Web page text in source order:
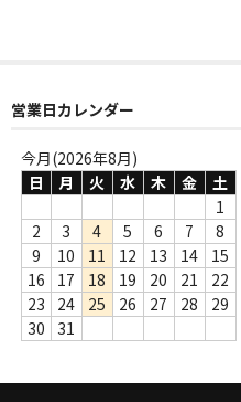
Webのみ no.3
Webのみ no.4
売り切れ
Help
営業日カレンダー
今月(2026年8月)
日
月 火 水 木 金
土
1
2
3 4 5 6 7
8
9
10 11 12 13 14
15
16
17 18 19 20 21
22
23
24 25 26 27 28
29
30
31